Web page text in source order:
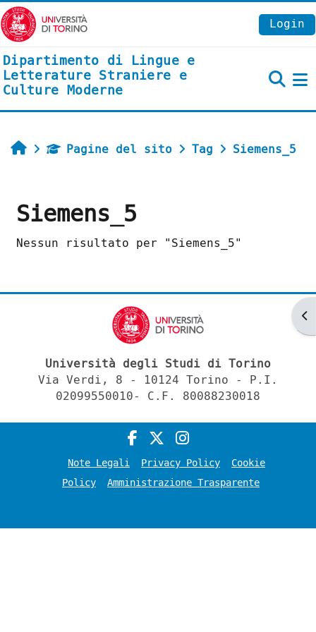
Vai al contenuto principale
Login
Dipartimento di Lingue e
Letterature Straniere e
Culture Moderne
HomePagine del sito Tag Siemens_5
Siemens_5
Nessun risultato per "Siemens_5"
Università degli Studi di Torino
Via Verdi, 8 - 10124 Torino - P.I.
02099550010- C.F. 80088230018
Note Legali Privacy Policy
Cookie
Policy
Amministrazione Trasparente